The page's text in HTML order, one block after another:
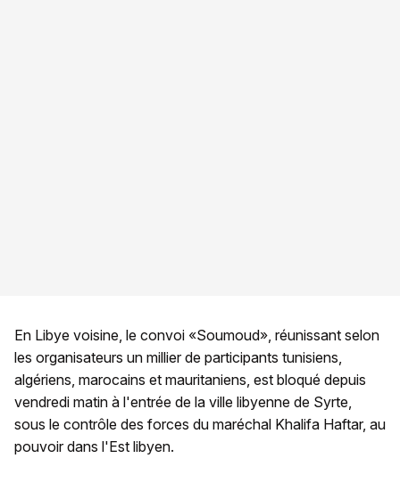
En Libye voisine, le convoi «Soumoud», réunissant selon
les organisateurs un millier de participants tunisiens,
algériens, marocains et mauritaniens, est bloqué depuis
vendredi matin à l'entrée de la ville libyenne de Syrte,
sous le contrôle des forces du maréchal Khalifa Haftar, au
pouvoir dans l'Est libyen.